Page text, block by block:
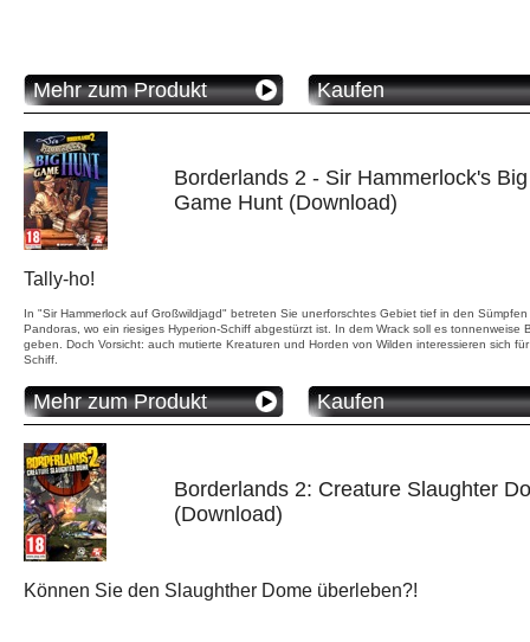
Mehr zum Produkt Kaufen
Borderlands 2 - Sir Hammerlock's Big
Game Hunt (Download)
Tally-ho!
In "Sir Hammerlock auf Großwildjagd" betreten Sie unerforschtes Gebiet tief in den Sümpfen
Pandoras, wo ein riesiges Hyperion-Schiff abgestürzt ist. In dem Wrack soll es tonnenweise
geben. Doch Vorsicht: auch mutierte Kreaturen und Horden von Wilden interessieren sich
Schiff.
Mehr zum Produkt Kaufen
Borderlands 2: Creature Slaughter
(Download)
Können Sie den Slaughther Dome überleben?!